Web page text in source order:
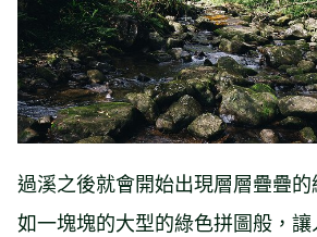
過溪之後就會開始出現層層疊疊
如一塊塊的大型的綠色拼圖般，